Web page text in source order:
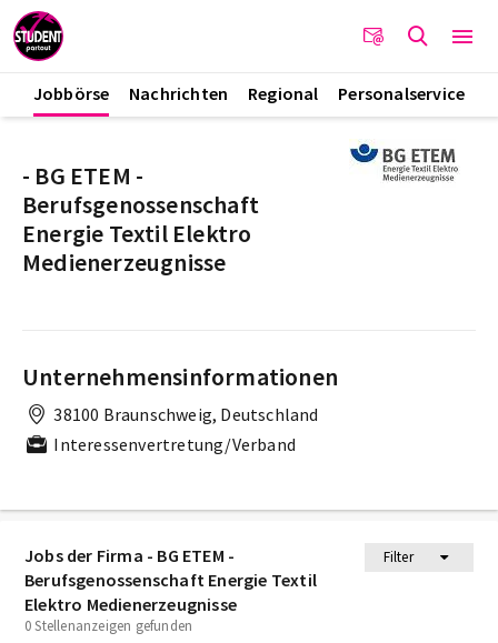
Jobbörse Nachrichten Regional Personalservice
Jobs der Firma - BG ETEM -
Berufsgenossenschaft Energie Textil
Elektro Medienerzeugnisse
Filter
0 Stellenanzeigen gefunden
- BG ETEM -
Berufsgenossenschaft
Energie Textil Elektro
Medienerzeugnisse
Unternehmensinformationen
38100 Braunschweig, Deutschland
Interessenvertretung/Verband